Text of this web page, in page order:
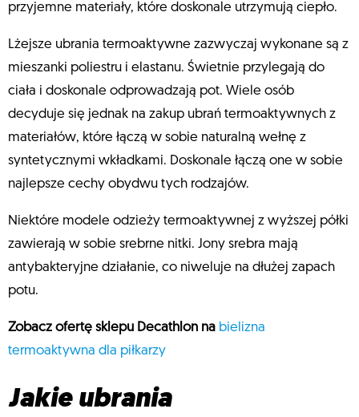
przyjemne materiały, które doskonale utrzymują ciepło.
Lżejsze ubrania termoaktywne zazwyczaj wykonane są z
mieszanki poliestru i elastanu. Świetnie przylegają do
ciała i doskonale odprowadzają pot. Wiele osób
decyduje się jednak na zakup ubrań termoaktywnych z
materiałów, które łączą w sobie naturalną wełnę z
syntetycznymi wkładkami. Doskonale łączą one w sobie
najlepsze cechy obydwu tych rodzajów.
Niektóre modele odzieży termoaktywnej z wyższej półki
zawierają w sobie srebrne nitki. Jony srebra mają
antybakteryjne działanie, co niweluje na dłużej zapach
potu.
Zobacz ofertę sklepu Decathlon na bielizna
termoaktywna dla piłkarzy
Jakie ubrania